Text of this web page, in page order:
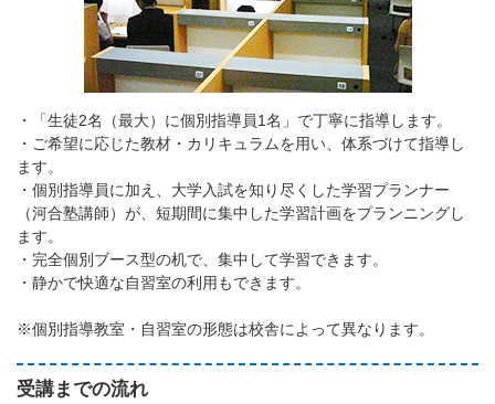
・「生徒2名（最大）に個別指導員1名」で丁寧に指導します。
・ご希望に応じた教材・カリキュラムを用い、体系づけて指導し
ます。
・個別指導員に加え、大学入試を知り尽くした学習プランナー
（河合塾講師）が、短期間に集中した学習計画をプランニングし
ます。
・完全個別ブース型の机で、集中して学習できます。
・静かで快適な自習室の利用もできます。
※個別指導教室・自習室の形態は校舎によって異なります。
受講までの流れ